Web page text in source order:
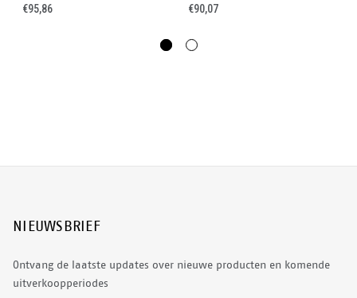
€95,86 €90,07
NIEUWSBRIEF
Ontvang de laatste updates over nieuwe producten en komende
uitverkoopperiodes